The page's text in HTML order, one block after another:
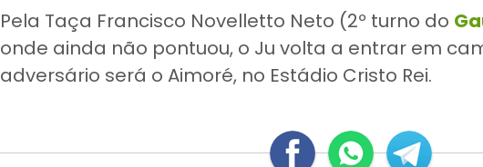
Pela Taça Francisco Novelletto Neto (2º turno do
onde ainda não pontuou, o Ju volta a entrar em
adversário será o Aimoré, no Estádio Cristo Rei.